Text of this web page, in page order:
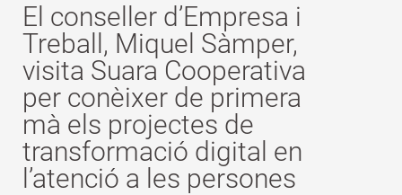
El conseller d’Empresa i
Treball, Miquel Sàmper,
visita Suara Cooperativa
per conèixer de primera
mà els projectes de
transformació digital en
l’atenció a les persones